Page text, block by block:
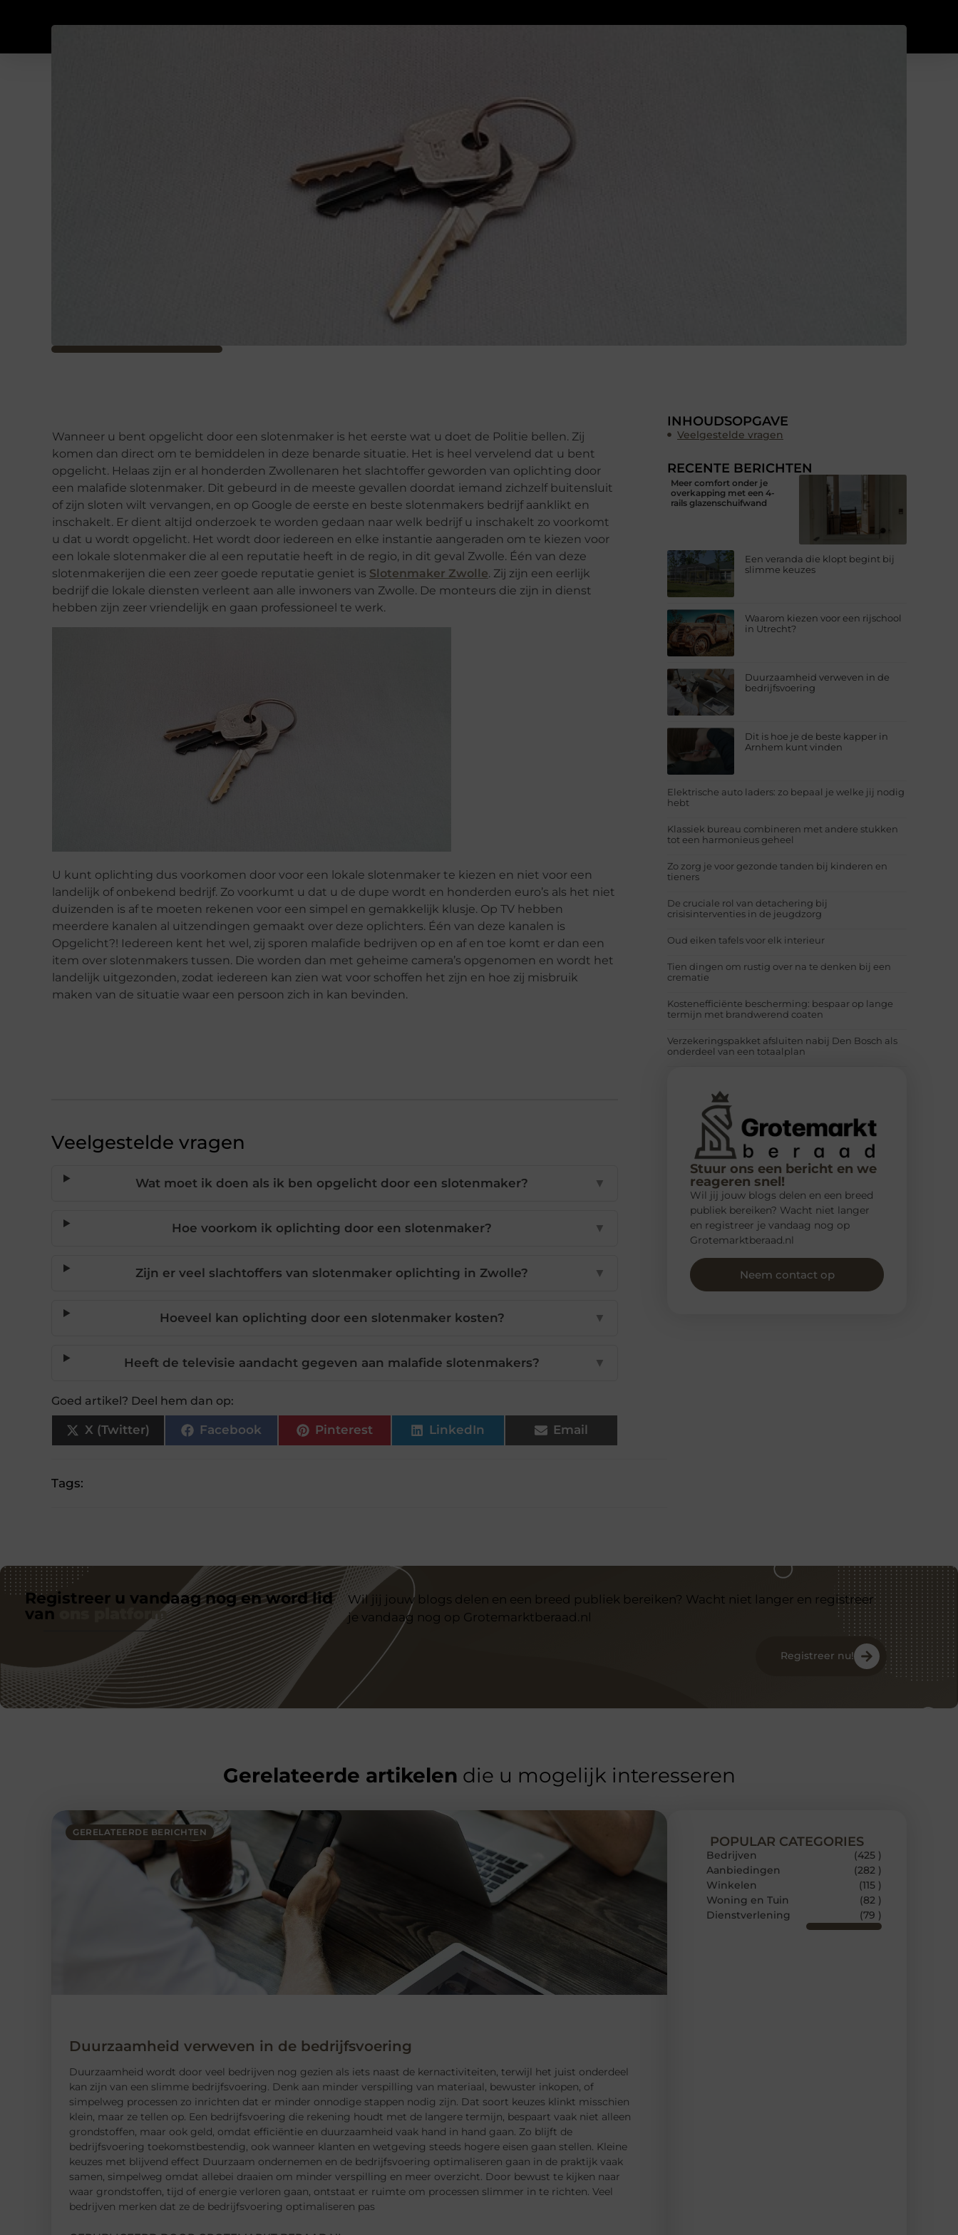
Wanneer u bent opgelicht door een slotenmaker is het eerste wat u doet de Politie bellen. Zij
komen dan direct om te bemiddelen in deze benarde situatie. Het is heel vervelend dat u bent
opgelicht. Helaas zijn er al honderden Zwollenaren het slachtoffer geworden van oplichting door
een malafide slotenmaker. Dit gebeurd in de meeste gevallen doordat iemand zichzelf buitensluit
of zijn sloten wilt vervangen, en op Google de eerste en beste slotenmakers bedrijf aanklikt en
inschakelt. Er dient altijd onderzoek te worden gedaan naar welk bedrijf u inschakelt zo voorkomt
u dat u wordt opgelicht. Het wordt door iedereen en elke instantie aangeraden om te kiezen voor
een lokale slotenmaker die al een reputatie heeft in de regio, in dit geval Zwolle. Één van deze
slotenmakerijen die een zeer goede reputatie geniet is Slotenmaker Zwolle. Zij zijn een eerlijk
bedrijf die lokale diensten verleent aan alle inwoners van Zwolle. De monteurs die zijn in dienst
hebben zijn zeer vriendelijk en gaan professioneel te werk.
U kunt oplichting dus voorkomen door voor een lokale slotenmaker te kiezen en niet voor een
landelijk of onbekend bedrijf. Zo voorkumt u dat u de dupe wordt en honderden euro’s als het niet
duizenden is af te moeten rekenen voor een simpel en gemakkelijk klusje. Op TV hebben
meerdere kanalen al uitzendingen gemaakt over deze oplichters. Één van deze kanalen is
Opgelicht?! Iedereen kent het wel, zij sporen malafide bedrijven op en af en toe komt er dan een
item over slotenmakers tussen. Die worden dan met geheime camera’s opgenomen en wordt het
landelijk uitgezonden, zodat iedereen kan zien wat voor schoffen het zijn en hoe zij misbruik
maken van de situatie waar een persoon zich in kan bevinden.
Veelgestelde vragen
Wat moet ik doen als ik ben opgelicht door een slotenmaker? ▼
Hoe voorkom ik oplichting door een slotenmaker? ▼
Zijn er veel slachtoffers van slotenmaker oplichting in Zwolle? ▼
Hoeveel kan oplichting door een slotenmaker kosten? ▼
Heeft de televisie aandacht gegeven aan malafide slotenmakers? ▼
Goed artikel? Deel hem dan op:
X (Twitter) Facebook Pinterest LinkedIn Email
Tags:
INHOUDSOPGAVE
Veelgestelde vragen
RECENTE BERICHTEN
Meer comfort onder je
overkapping met een 4-
rails glazenschuifwand
Een veranda die klopt begint bij
slimme keuzes
Waarom kiezen voor een rijschool
in Utrecht?
Duurzaamheid verweven in de
bedrijfsvoering
Dit is hoe je de beste kapper in
Arnhem kunt vinden
Elektrische auto laders: zo bepaal je welke jij nodig
hebt
Klassiek bureau combineren met andere stukken
tot een harmonieus geheel
Zo zorg je voor gezonde tanden bij kinderen en
tieners
De cruciale rol van detachering bij
crisisinterventies in de jeugdzorg
Oud eiken tafels voor elk interieur
Tien dingen om rustig over na te denken bij een
crematie
Kostenefficiënte bescherming: bespaar op lange
termijn met brandwerend coaten
Verzekeringspakket afsluiten nabij Den Bosch als
onderdeel van een totaalplan
Stuur ons een bericht en we
reageren snel!
Wil jij jouw blogs delen en een breed
publiek bereiken? Wacht niet langer
en registreer je vandaag nog op
Grotemarktberaad.nl
Neem contact op
Registreer u vandaag nog en word lid
van
ons platform
Wil jij jouw blogs delen en een breed publiek bereiken? Wacht niet langer en registreer
je vandaag nog op Grotemarktberaad.nl
Registreer nu!
Gerelateerde artikelen die u mogelijk interesseren
GERELATEERDE BERICHTEN
Duurzaamheid verweven in de bedrijfsvoering
Duurzaamheid wordt door veel bedrijven nog gezien als iets naast de kernactiviteiten, terwijl het juist onderdeel
kan zijn van een slimme bedrijfsvoering. Denk aan minder verspilling van materiaal, bewuster inkopen, of
simpelweg processen zo inrichten dat er minder onnodige stappen nodig zijn. Dat soort keuzes klinkt misschien
klein, maar ze tellen op. Een bedrijfsvoering die rekening houdt met de langere termijn, bespaart vaak niet alleen
grondstoffen, maar ook geld, omdat efficiëntie en duurzaamheid vaak hand in hand gaan. Zo blijft de
bedrijfsvoering toekomstbestendig, ook wanneer klanten en wetgeving steeds hogere eisen gaan stellen. Kleine
keuzes met blijvend effect Duurzaam ondernemen en de bedrijfsvoering optimaliseren gaan in de praktijk vaak
samen, simpelweg omdat allebei draaien om minder verspilling en meer overzicht. Door bewust te kijken naar
waar grondstoffen, tijd of energie verloren gaan, ontstaat er ruimte om processen slimmer in te richten. Veel
bedrijven merken dat ze de bedrijfsvoering optimaliseren pas
POPULAR CATEGORIES
Bedrijven
(425 )
Aanbiedingen
(282 )
Winkelen
(115 )
Woning en Tuin
(82 )
Dienstverlening
(79 )